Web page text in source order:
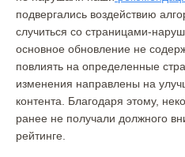
подвергались воздействию
случиться со страницами-
основное обновление не
повлиять на определенные
изменения направлены на
контента. Благодаря этому,
ранее не получали должного
рейтинге.